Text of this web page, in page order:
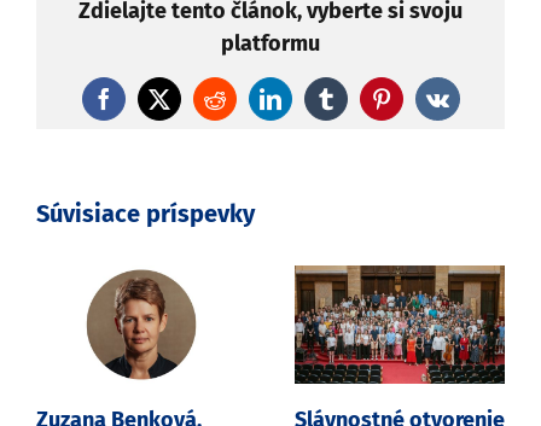
Zdielajte tento článok, vyberte si svoju
platformu
Facebook
X RedditLinkedInTumblrPinterest
Vk
Súvisiace príspevky
Zuzana Benková, Slávnostné otvorenie